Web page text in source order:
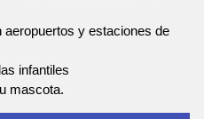
y estaciones de
infantiles
mascota.